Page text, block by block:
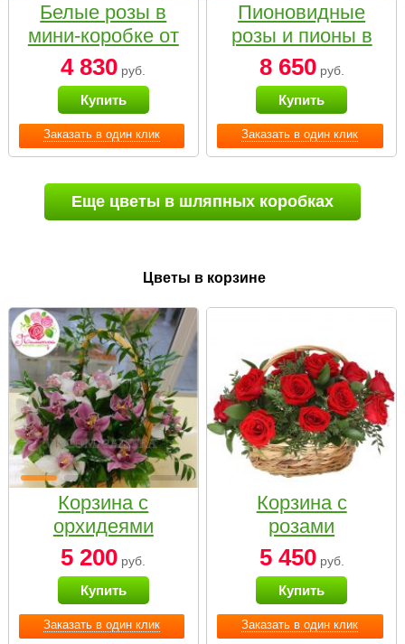
Заказать в один клик
Белые розы в
мини-коробке от
Bella Fiori
4 830 руб.
Купить
Заказать в один клик
Пионовидные
розы и пионы в
белой коробке
Small
8 650руб.
Купить
Еще цветы в шляпных коробках
Цветы в корзине
Заказать в один клик
Корзина с
орхидеями
малая
5 200 руб.
Купить
Заказать в один клик
Корзина с
розами
«Красный
Париж»
5 450руб.
Купить